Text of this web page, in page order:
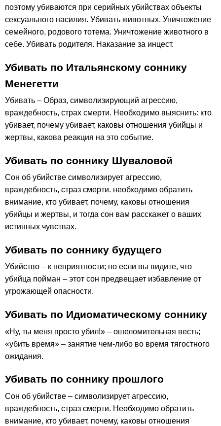
поэтому убиваются при серийных убийствах объекты
сексуального насилия. Убивать животных. Уничтожение
семейного, родового тотема. Уничтожение животного в
себе. Убивать родителя. Наказание за инцест.
Убивать по Итальянскому соннику
Менегетти
Убивать – Образ, символизирующий агрессию,
враждебность, страх смерти. Необходимо выяснить: кто
убивает, почему убивает, каковы отношения убийцы и
жертвы, какова реакция на это событие.
Убивать по соннику Шуваловой
Сон об убийстве символизирует агрессию,
враждебность, страз смерти. необходимо обратить
внимание, кто убивает, почему, каковы отношения
убийцы и жертвы, и тогда сон вам расскажет о ваших
истинных чувствах.
Убивать по соннику будущего
Убийство – к неприятности; но если вы видите, что
убийца пойман – этот сон предвещает избавление от
угрожающей опасности.
Убивать по Идиоматическому соннику
«Ну, ты меня просто убил!» – ошеломительная весть;
«убить время» – занятие чем-либо во время тягостного
ожидания.
Убивать по соннику прошлого
Сон об убийстве – символизирует агрессию,
враждебность, страз смерти. Необходимо обратить
внимание, кто убивает, почему, каковы отношения